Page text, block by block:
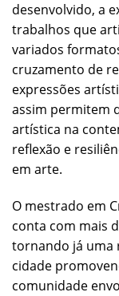
desenvolvido, a
trabalhos que
variados
cruzamento de
expressões
assim permitem
artística na
reflexão e
em arte.
O mestrado em
conta com mais
tornando já uma
cidade
comunidade